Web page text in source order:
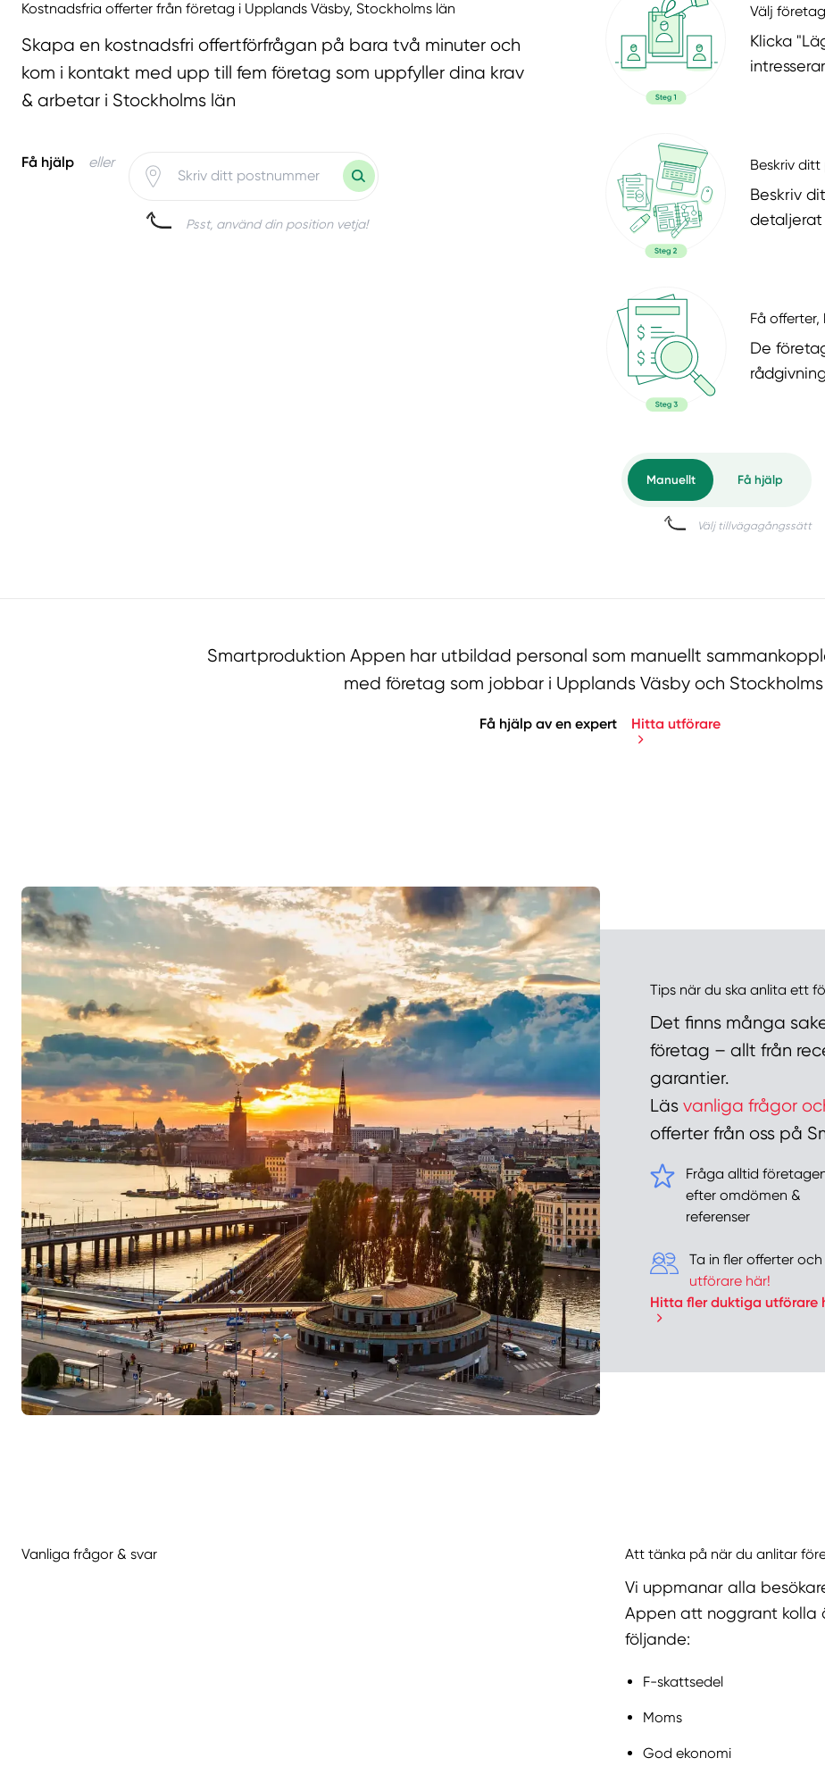
Kostnadsfria offerter från företag i Upplands Väsby, Stockholms län
Skapa en kostnadsfri offertförfrågan på bara två minuter och
kom i kontakt med upp till fem företag som uppfyller dina krav
& arbetar i Stockholms län
Få hjälp eller
Psst, använd din position vetja!
Välj företag
Klicka
Beskriv
Beskriv
detaljerat
Få
De
Smartproduktion Appen har utbildad personal som manuellt
med företag som jobbar i Upplands Väsby och
Få hjälp av en expert Hitta utförare
Tips när du ska anlita ett
Det finns många
företag – allt från
garantier.
Läs vanliga frågor
offerter från oss på
Fråga alltid
efter omdömen &
referenser
Ta in fler offerter
utförare här!
Hitta fler duktiga utförare
Vanliga frågor & svar Att tänka på när du anlitar
Vi uppmanar alla
Appen att noggrant kolla
följande:
F-skattsedel
Moms
God ekonomi